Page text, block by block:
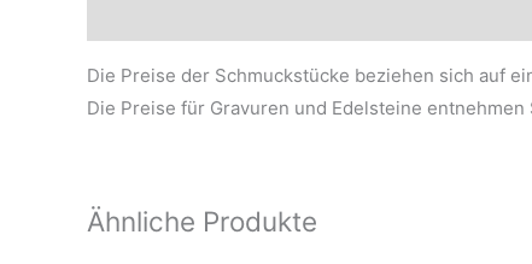
Die Preise der Schmuckstücke beziehen sich auf
Die Preise für Gravuren und Edelsteine
Ähnliche Produkte